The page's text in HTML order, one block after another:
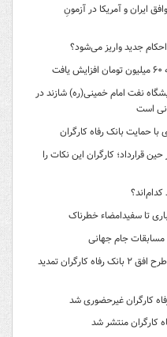
ایران و آمریکا در آزمونِ
جدید واریز می‌شود؟
نفت امام خمینی(ره) شازند در
است
حمایت بانک رفاه کارگران
کارگران این نکات را
مسابقات جام جهانی
مهلت افتتاح حساب و پرداخت تسهیلات در طرح افق ۲ بانک رفاه کارگران تمدید
کارگران غیرحضوری شد
کارگران منتشر شد